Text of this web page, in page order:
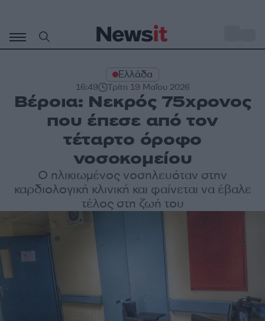
περιεχόμενο
Ελλάδα
16:49 Τρίτη 19 Μαΐου 2026
Βέροια: Νεκρός 75χρονος
που έπεσε από τον
τέταρτο όροφο
νοσοκομείου
Ο ηλικιωμένος νοσηλευόταν στην
καρδιολογική κλινική και φαίνεται να έβαλε
τέλος στη ζωή του